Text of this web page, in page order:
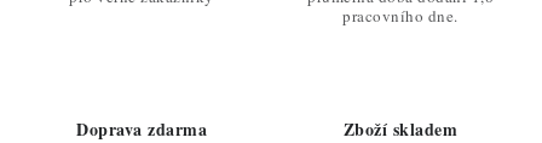
pracovního dne.
Doprava zdarma Zboží skladem